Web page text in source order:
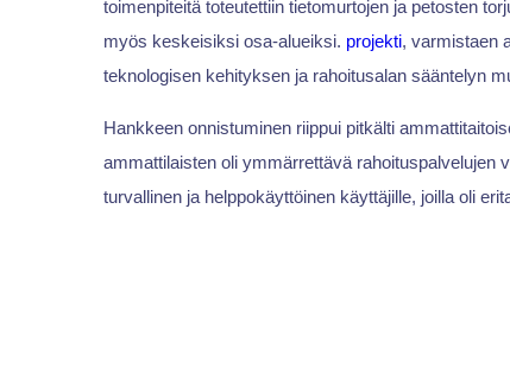
toimenpiteitä toteutettiin tietomurtojen ja petosten
myös keskeisiksi osa-alueiksi. projekti, varmistaen
teknologisen kehityksen ja rahoitusalan sääntelyn
Hankkeen onnistuminen riippui pitkälti
ammattilaisten oli ymmärrettävä rahoituspalvelujen
turvallinen ja helppokäyttöinen käyttäjille, joilla oli